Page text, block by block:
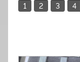
1 2 3 4